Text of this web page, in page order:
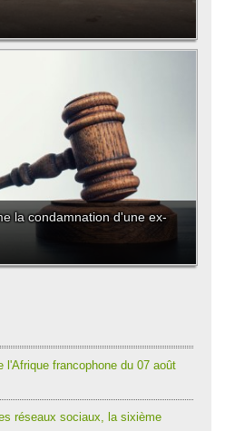
la condamnation d'une ex-
l'Afrique francophone du 07 août
réseaux sociaux, la sixième